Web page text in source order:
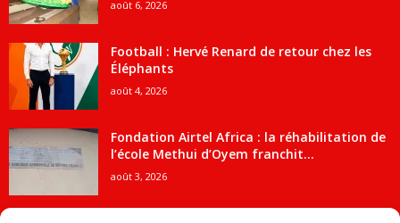
août 6, 2026
Football : Hervé Renard de retour chez les
Éléphants
août 4, 2026
Fondation Airtel Africa : la réhabilitation de
l’école Methui d’Oyem franchit...
août 3, 2026